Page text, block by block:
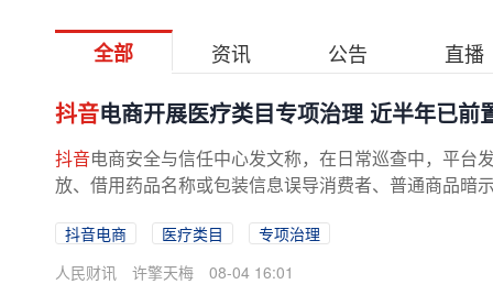
全部 资讯 公告 直播
抖音电商开展医疗类目专项治理 近半年已前
抖音电商安全与信任中心发文称，在日常巡查中，平台
放、借用药品名称或包装信息误导消费者、普通商品暗
抖音电商 医疗类目
专项治理
人民财讯
许擎天梅 08-04 16:01